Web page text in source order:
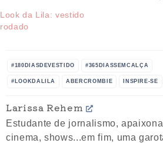
Look da Lila: vestido
rodado
#180DIASDEVESTIDO #365DIASSEMCALÇA
#LOOKDALILA ABERCROMBIE INSPIRE-SE
Larissa Rehem
Estudante de jornalismo,
cinema, shows...em fim, uma